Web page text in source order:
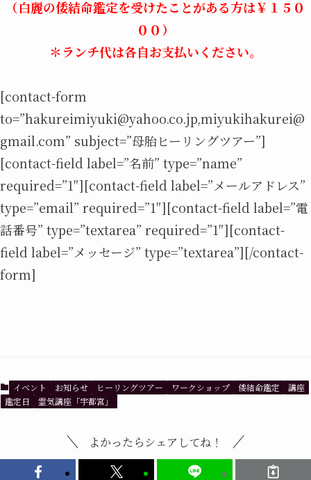
（白麗の倭結命鑑定を受けたことがある方は￥１５０
００）
＊ランチ代は各自お支払いください。
[contact-form
to=”hakureimiyuki@yahoo.co.jp,miyukihakurei@
gmail.com” subject=”母胎ヒーリングツアー”]
[contact-field label=”名前” type=”name”
required=”1″][contact-field label=”メールアドレス”
type=”email” required=”1″][contact-field label=”電
話番号” type=”textarea” required=”1″][contact-
field label=”メッセージ” type=”textarea”][/contact-
form]
イベント お知らせ ヒーリングツアー ワークショップ 倭結命鑑定
講座
鑑定日
霊気講座「宇都宮」
よかったらシェアしてね！